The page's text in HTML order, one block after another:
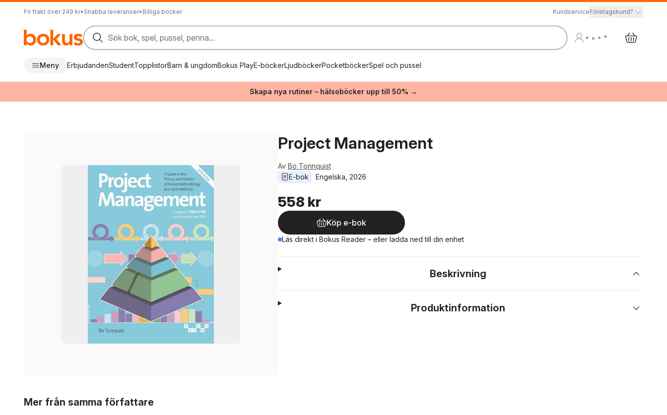
Fri frakt över 249 kr• Snabba leveranser• Billiga böcker KundserviceFöretagskund?
Sök bok, spel, pussel, penna...
Meny ErbjudandenStudentTopplistorBarn & ungdomBokus PlayE-böckerLjudböckerPocketböckerSpel och pussel
Skapa nya rutiner – hälsoböcker upp till 50% →
Project Management
Av Bo Tonnquist
E-bok
Engelska 2026
558 kr
Köp e-bok
Läs direkt i Bokus Reader – eller ladda ned till din enhet
Beskrivning
Produktinformation
Mer från samma författare